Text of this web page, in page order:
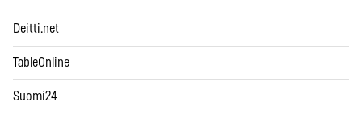
Deitti.net
TableOnline
Suomi24